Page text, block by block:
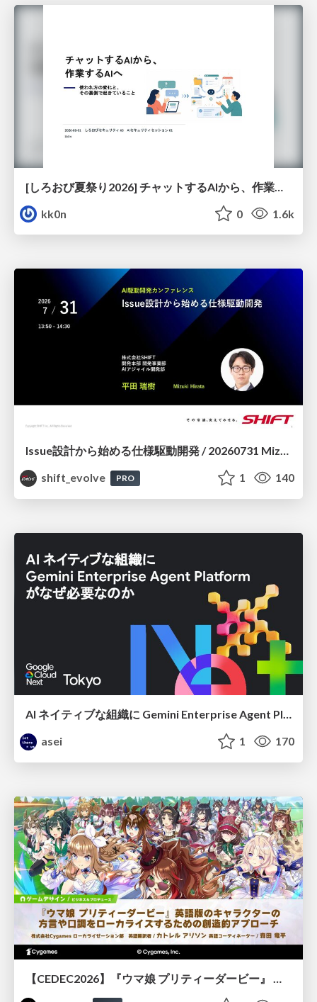
kk0n
0 1.6k
Issue設計から始める仕様駆動開発 / 20260731 Mizuki Hirata
shift_evolve
PRO 1 140
AI ネイティブな組織に Gemini Enterprise Agent Platform がなぜ必要なのか
asei
1 170